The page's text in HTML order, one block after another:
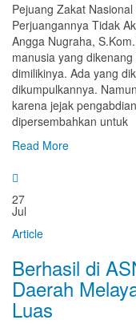
Pejuang Zakat
Perjuangannya Tidak
Angga Nugraha,
manusia yang
dimilikinya. Ada yang
dikumpulkannya.
karena jejak
dipersembahkan untuk
Read More
27
Jul
Article
Berhasil di
Daerah
Luas